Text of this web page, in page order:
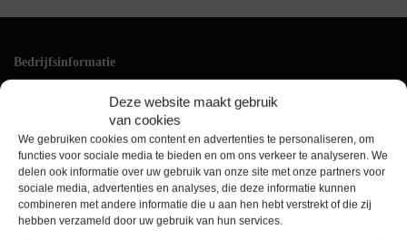
Deze website maakt gebruik
van cookies
We gebruiken cookies om content en advertenties te personaliseren, om
functies voor sociale media te bieden en om ons verkeer te analyseren. We
delen ook informatie over uw gebruik van onze site met onze partners voor
sociale media, advertenties en analyses, die deze informatie kunnen
combineren met andere informatie die u aan hen hebt verstrekt of die zij
hebben verzameld door uw gebruik van hun services.
Bedrijfsinformatie
+31(0)228 528 161
Elke werkdag bereikbaar
tussen 09:00 & 17:00 uur
KVK: 87624419
VAT: NL004453656B91
IBAN: NL69RABO0357049896